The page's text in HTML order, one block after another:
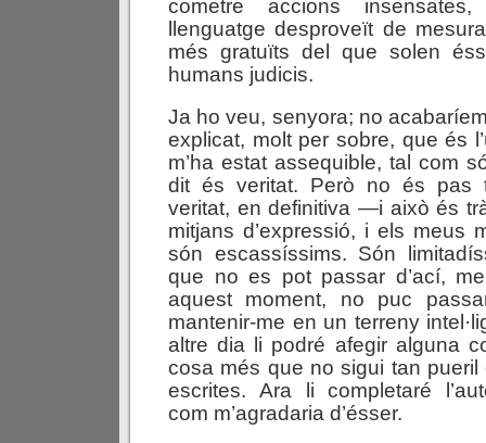
cometre accions
llenguatge desproveït de
més gratuïts del que solen
humans judicis.
Ja ho veu, senyora; no
explicat, molt per sobre, que és
m’ha estat assequible, tal com
dit és veritat. Però no és pas
veritat, en definitiva —i això és
mitjans d’expressió, i els meus
són escassíssims. Són
que no es pot passar d’ací,
aquest moment, no puc
mantenir-me en un terreny
altre dia li podré afegir alguna
cosa més que no sigui tan
escrites. Ara li completaré
com m’agradaria d’ésser.